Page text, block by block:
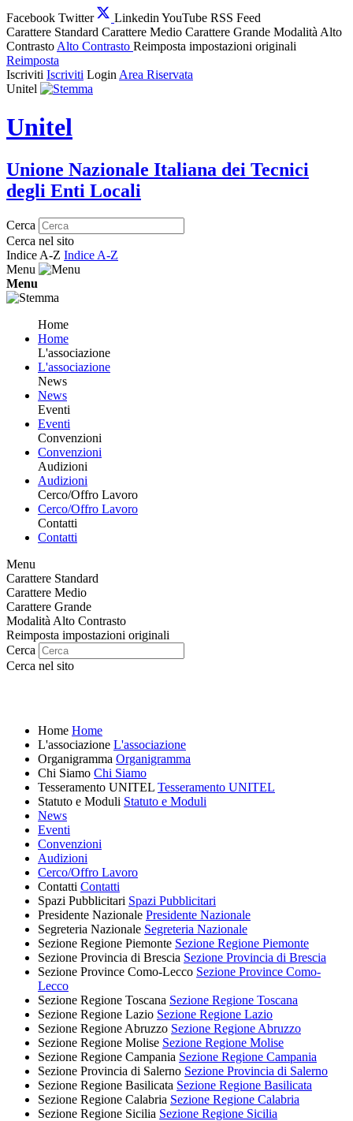
Facebook Twitter Linkedin YouTube RSS Feed
Carattere Standard Carattere Medio Carattere Grande Modalità Alto
Contrasto Alto Contrasto Reimposta impostazioni originali
Reimposta
Iscriviti Iscriviti Login Area Riservata
Unitel
Unitel
Unione Nazionale Italiana dei Tecnici
degli Enti Locali
Cerca
Cerca nel sito
Indice A-Z Indice A-Z
Menu
Menu
Home
Home
L'associazione
L'associazione
News
News
Eventi
Eventi
Convenzioni
Convenzioni
Audizioni
Audizioni
Cerco/Offro Lavoro
Cerco/Offro Lavoro
Contatti
Contatti
Menu
Carattere Standard
Carattere Medio
Carattere Grande
Modalità Alto Contrasto
Reimposta impostazioni originali
Cerca
Cerca nel sito
Home Home
L'associazione L'associazione
Organigramma Organigramma
Chi Siamo Chi Siamo
Tesseramento UNITEL Tesseramento UNITEL
Statuto e Moduli Statuto e Moduli
News
Eventi
Convenzioni
Audizioni
Cerco/Offro Lavoro
Contatti Contatti
Spazi Pubblicitari Spazi Pubblicitari
Presidente Nazionale Presidente Nazionale
Segreteria Nazionale Segreteria Nazionale
Sezione Regione Piemonte Sezione Regione Piemonte
Sezione Provincia di Brescia Sezione Provincia di Brescia
Sezione Province Como-Lecco Sezione Province Como-
Lecco
Sezione Regione Toscana Sezione Regione Toscana
Sezione Regione Lazio Sezione Regione Lazio
Sezione Regione Abruzzo Sezione Regione Abruzzo
Sezione Regione Molise Sezione Regione Molise
Sezione Regione Campania Sezione Regione Campania
Sezione Provincia di Salerno Sezione Provincia di Salerno
Sezione Regione Basilicata Sezione Regione Basilicata
Sezione Regione Calabria Sezione Regione Calabria
Sezione Regione Sicilia Sezione Regione Sicilia